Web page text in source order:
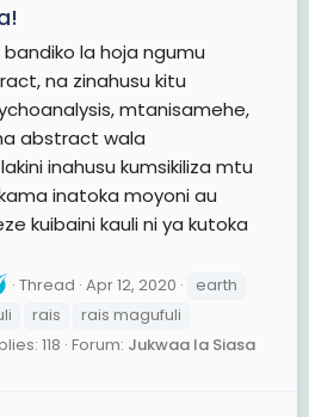
bandiko la hoja ngumu
na zinahusu kitu
mtanisamehe,
abstract wala
inahusu kumsikiliza mtu
inatoka moyoni au
kuibaini kauli ni ya kutoka
Thread Apr 12, 2020
earth
rais
rais magufuli
118 Forum: Jukwaa la Siasa